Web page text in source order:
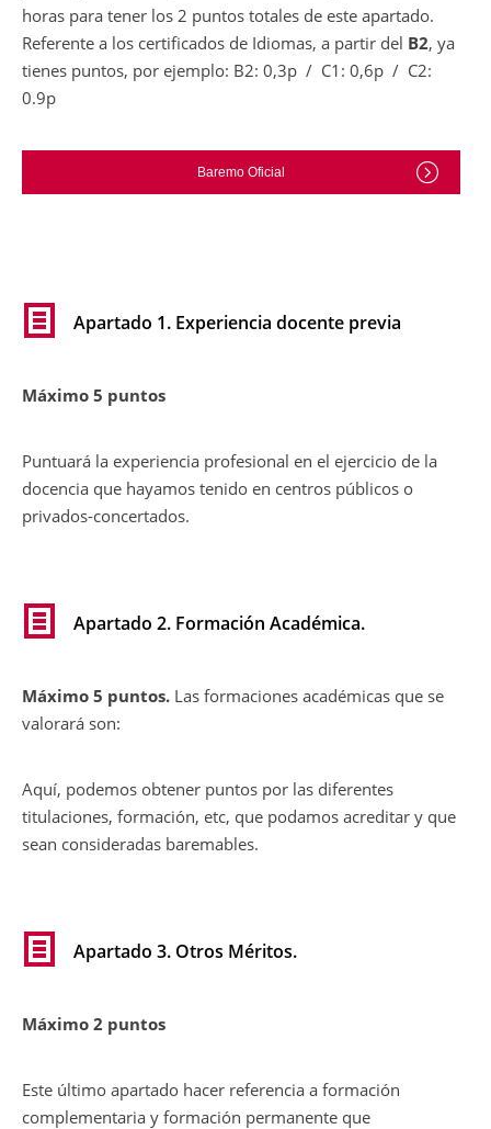
horas para tener los 2 puntos totales de este apartado.
Referente a los certificados de Idiomas, a partir del B2, ya
tienes puntos, por ejemplo: B2: 0,3p / C1: 0,6p / C2:
0.9p
Baremo Oficial
Apartado 1. Experiencia docente previa
Máximo 5 puntos
Puntuará la experiencia profesional en el ejercicio de la
docencia que hayamos tenido en centros públicos o
privados-concertados.
Apartado 2. Formación Académica.
Máximo 5 puntos. Las formaciones académicas que se
valorará son:
Aquí, podemos obtener puntos por las diferentes
titulaciones, formación, etc, que podamos acreditar y que
sean consideradas baremables.
Apartado 3. Otros Méritos.
Máximo 2 puntos
Este último apartado hacer referencia a formación
complementaria y formación permanente que